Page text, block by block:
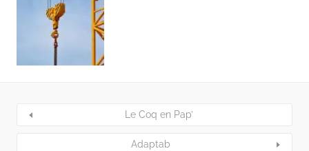
Le Coq en Pap’
Adaptab